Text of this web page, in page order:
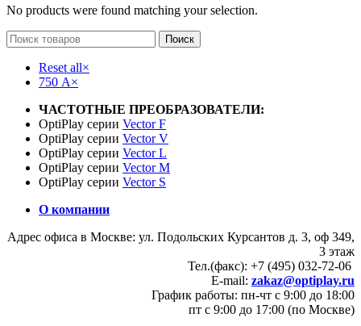
No products were found matching your selection.
Поиск
Reset all×
750 А×
ЧАСТОТНЫЕ ПРЕОБРАЗОВАТЕЛИ:
OptiPlay серии Vector F
OptiPlay серии Vector V
OptiPlay серии Vector L
OptiPlay серии Vector M
OptiPlay серии Vector S
О компании
Адрес офиса в Москве: ул. Подольских Курсантов д. 3, оф 349,
3 этаж
Тел.(факс): +7 (495) 032-72-06
E-mail: zakaz@optiplay.ru
График работы: пн-чт с 9:00 до 18:00
пт с 9:00 до 17:00 (по Москве)